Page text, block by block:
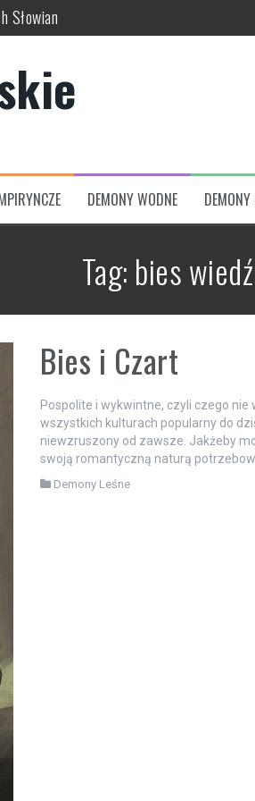
Słowian
świata
w dawnej kulturze
DEMONY WODNE DEMONY
Tag: bies
Bies i Czart
Pospolite i wykwintne, czyli czego
wszystkich kulturach popularny do
niewzruszony od zawsze. Jakżeby
swoją romantyczną naturą
Demony Leśne